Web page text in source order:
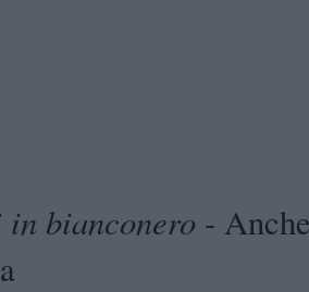
in bianconero -